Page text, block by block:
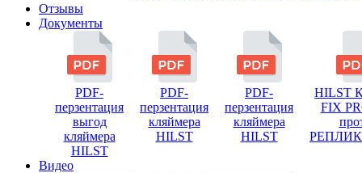
Отзывы
Документы
PDF-
перзентация
выгод
кляймера
HILST
PDF-
перзентация
кляймера
HILST
PDF-
перзентация
кляймера
HILST
HILST
FIX
Видео